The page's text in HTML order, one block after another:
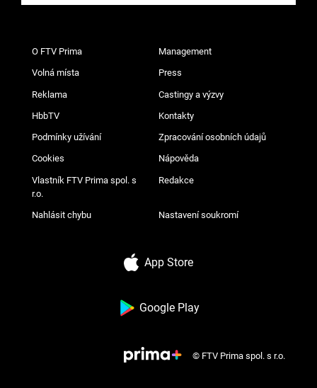
O FTV Prima Management
Volná místa Press
Reklama Castingy a výzvy
HbbTV Kontakty
Podmínky užívání Zpracování osobních údajů
Cookies Nápověda
Vlastník FTV Prima spol. s
r.o.
Redakce
Nahlásit chybu Nastavení soukromí
App Store
Google Play
© FTV Prima spol. s r.o.